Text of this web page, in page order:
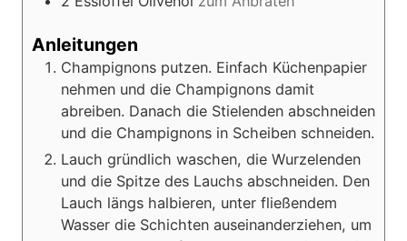
Anleitungen
Champignons putzen. Einfach Küchenpapier
nehmen und die Champignons damit
abreiben. Danach die Stielenden abschneiden
und die Champignons in Scheiben schneiden.
Lauch gründlich waschen, die Wurzelenden
und die Spitze des Lauchs abschneiden. Den
Lauch längs halbieren, unter fließendem
Wasser die Schichten auseinanderziehen, um